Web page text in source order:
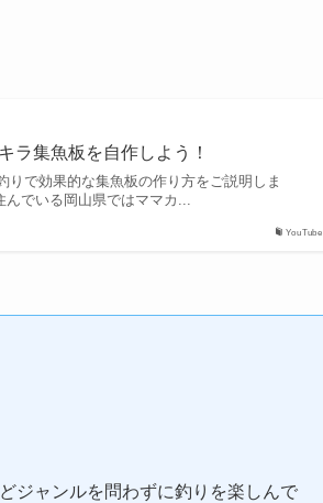
YouTube
ラ集魚板を自作しよう！
で効果的な集魚板の作り方をご説明しま
んでいる岡山県ではママカ...
ジャンルを問わずに釣りを楽しんで